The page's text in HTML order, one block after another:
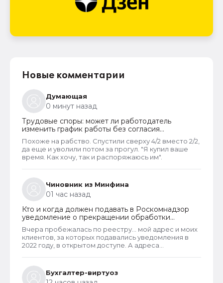
Новые комментарии
Думающая
0 минут назад
Трудовые споры: может ли работодатель
изменить график работы без согласия
сотрудника
Похоже на рабство. Спустили сверху 4/2 вместо 2/2,
да еще и уволили потом за прогул. "Я купил ваше
время. Как хочу, так и распоряжаюсь им".
Чиновник из Минфина
01 час назад
Кто и когда должен подавать в Роскомнадзор
уведомление о прекращении обработки
персональных данных
Вчера пробежалась по реестру... мой адрес и моих
клиентов, за которых подавались уведомления в
2022 году, в открытом доступе. А адреса
проверила только знакомых ИП и заметила такую
закономерность. Или это просто совпадение
Бухгалтер-виртуоз